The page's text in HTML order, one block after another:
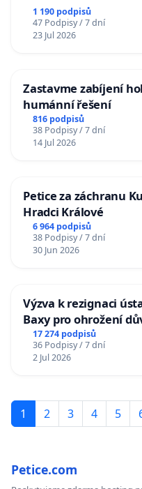
1 190 podpisů
47 Podpisy / 7 dní
23 Jul 2026
Zastavme zabíjení
humánní řešení
816 podpisů
38 Podpisy / 7 dní
14 Jul 2026
Petice za záchranu
Hradci Králové
6 964 podpisů
38 Podpisy / 7 dní
30 Jun 2026
Výzva k rezignaci
Baxy pro ohrožení
17 274 podpisů
36 Podpisy / 7 dní
2 Jul 2026
1 2 3 4 5
Petice.com